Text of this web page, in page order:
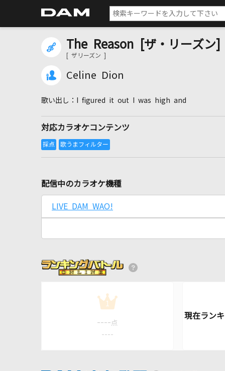
The Reason [ザ・リーズン]
[ ザリーズン ]
Celine Dion
I figured it out I was high and
対応カラオケコンテンツ
配信中のカラオケ機種
LIVE DAM WAO!
1
---- 点
----